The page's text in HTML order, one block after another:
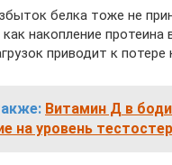
белка тоже не
накопление протеина
приводит к потере
Витамин Д в
на уровень